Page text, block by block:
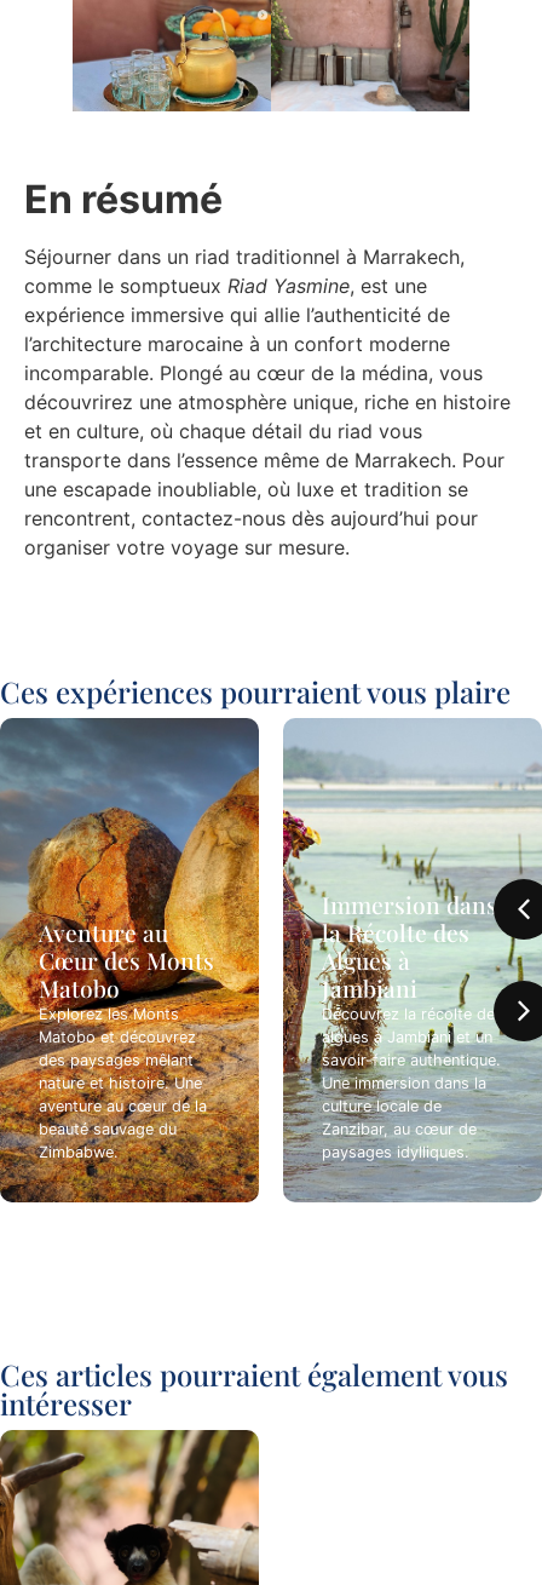
En résumé
Séjourner dans un riad traditionnel à Marrakech,
comme le somptueux Riad Yasmine, est une
expérience immersive qui allie l’authenticité de
l’architecture marocaine à un confort moderne
incomparable. Plongé au cœur de la médina, vous
découvrirez une atmosphère unique, riche en histoire
et en culture, où chaque détail du riad vous
transporte dans l’essence même de Marrakech. Pour
une escapade inoubliable, où luxe et tradition se
rencontrent, contactez-nous dès aujourd’hui pour
organiser votre voyage sur mesure.
Ces expériences pourraient vous plaire
Aventure au
Cœur des Monts
Matobo
Explorez les Monts
Matobo et découvrez
des paysages mêlant
nature et histoire. Une
aventure au cœur de la
beauté sauvage du
Zimbabwe.
Immersion dans
la Récolte des
Algues à
Jambiani
Découvrez la récolte des
algues à Jambiani et un
savoir-faire authentique.
Une immersion dans la
culture locale de
Zanzibar, au cœur de
paysages idylliques.
Ces articles pourraient également vous
intéresser